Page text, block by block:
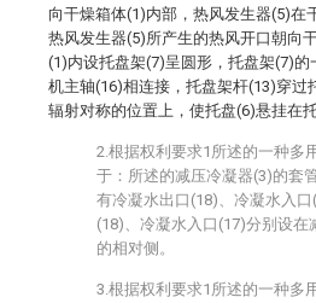
向干燥箱体(1)内部，热风发生器(5)在
热风发生器(5)所产生的热风开口朝向
(1)内设托盘架(7)呈圆形，托盘架(7)
机主轴(16)相连接，托盘架杆(13)穿过
辐射对称的位置上，使托盘(6)悬挂在托
2.根据权利要求1所述的一种多
于：所述的减压冷凝器(3)的套
有冷凝水出口(18)、冷凝水入
(18)、冷凝水入口(17)分别设
的相对侧。
3.根据权利要求1所述的一种多